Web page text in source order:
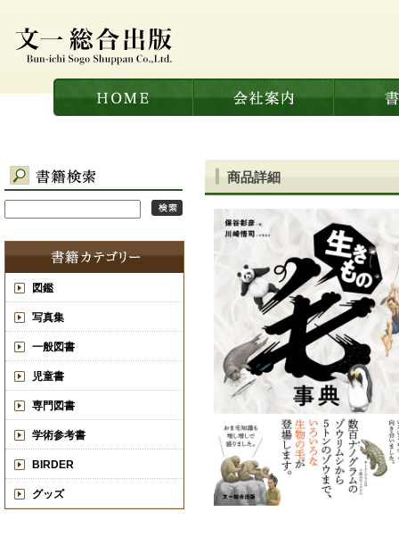
図鑑
写真集
一般図書
児童書
専門図書
学術参考書
BIRDER
グッズ
商品詳細